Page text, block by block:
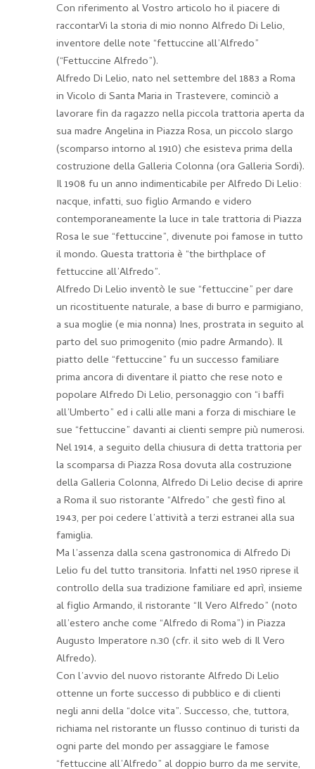
Con riferimento al Vostro articolo ho il piacere di
raccontarVi la storia di mio nonno Alfredo Di Lelio,
inventore delle note “fettuccine all’Alfredo”
(“Fettuccine Alfredo”).
Alfredo Di Lelio, nato nel settembre del 1883 a Roma
in Vicolo di Santa Maria in Trastevere, cominciò a
lavorare fin da ragazzo nella piccola trattoria aperta da
sua madre Angelina in Piazza Rosa, un piccolo slargo
(scomparso intorno al 1910) che esisteva prima della
costruzione della Galleria Colonna (ora Galleria Sordi).
Il 1908 fu un anno indimenticabile per Alfredo Di Lelio:
nacque, infatti, suo figlio Armando e videro
contemporaneamente la luce in tale trattoria di Piazza
Rosa le sue “fettuccine”, divenute poi famose in tutto
il mondo. Questa trattoria è “the birthplace of
fettuccine all’Alfredo”.
Alfredo Di Lelio inventò le sue “fettuccine” per dare
un ricostituente naturale, a base di burro e parmigiano,
a sua moglie (e mia nonna) Ines, prostrata in seguito al
parto del suo primogenito (mio padre Armando). Il
piatto delle “fettuccine” fu un successo familiare
prima ancora di diventare il piatto che rese noto e
popolare Alfredo Di Lelio, personaggio con “i baffi
all’Umberto” ed i calli alle mani a forza di mischiare le
sue “fettuccine” davanti ai clienti sempre più numerosi.
Nel 1914, a seguito della chiusura di detta trattoria per
la scomparsa di Piazza Rosa dovuta alla costruzione
della Galleria Colonna, Alfredo Di Lelio decise di aprire
a Roma il suo ristorante “Alfredo” che gestì fino al
1943, per poi cedere l’attività a terzi estranei alla sua
famiglia.
Ma l’assenza dalla scena gastronomica di Alfredo Di
Lelio fu del tutto transitoria. Infatti nel 1950 riprese il
controllo della sua tradizione familiare ed aprì, insieme
al figlio Armando, il ristorante “Il Vero Alfredo” (noto
all’estero anche come “Alfredo di Roma”) in Piazza
Augusto Imperatore n.30 (cfr. il sito web di Il Vero
Alfredo).
Con l’avvio del nuovo ristorante Alfredo Di Lelio
ottenne un forte successo di pubblico e di clienti
negli anni della “dolce vita”. Successo, che, tuttora,
richiama nel ristorante un flusso continuo di turisti da
ogni parte del mondo per assaggiare le famose
“fettuccine all’Alfredo” al doppio burro da me servite,